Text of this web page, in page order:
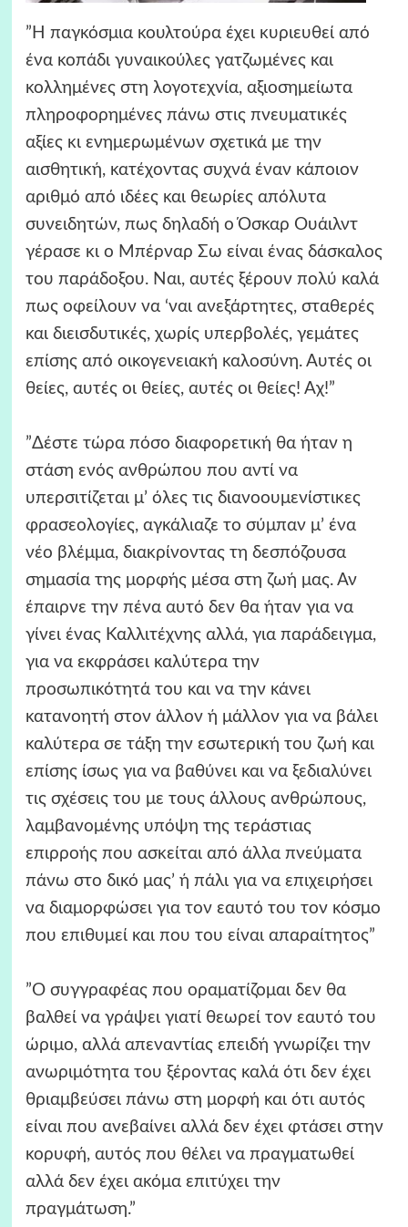
”Η παγκόσμια κουλτούρα έχει κυριευθεί από
ένα κοπάδι γυναικούλες γατζωμένες και
κολλημένες στη λογοτεχνία, αξιοσημείωτα
πληροφορημένες πάνω στις πνευματικές
αξίες κι ενημερωμένων σχετικά με την
αισθητική, κατέχοντας συχνά έναν κάποιον
αριθμό από ιδέες και θεωρίες απόλυτα
συνειδητών, πως δηλαδή ο Όσκαρ Ουάιλντ
γέρασε κι ο Μπέρναρ Σω είναι ένας δάσκαλος
του παράδοξου. Ναι, αυτές ξέρουν πολύ καλά
πως οφείλουν να ‘ναι ανεξάρτητες, σταθερές
και διεισδυτικές, χωρίς υπερβολές, γεμάτες
επίσης από οικογενειακή καλοσύνη. Αυτές οι
θείες, αυτές οι θείες, αυτές οι θείες! Αχ!”
”Δέστε τώρα πόσο διαφορετική θα ήταν η
στάση ενός ανθρώπου που αντί να
υπερσιτίζεται μ’ όλες τις διανοουμενίστικες
φρασεολογίες, αγκάλιαζε το σύμπαν μ’ ένα
νέο βλέμμα, διακρίνοντας τη δεσπόζουσα
σημασία της μορφής μέσα στη ζωή μας. Αν
έπαιρνε την πένα αυτό δεν θα ήταν για να
γίνει ένας Καλλιτέχνης αλλά, για παράδειγμα,
για να εκφράσει καλύτερα την
προσωπικότητά του και να την κάνει
κατανοητή στον άλλον ή μάλλον για να βάλει
καλύτερα σε τάξη την εσωτερική του ζωή και
επίσης ίσως για να βαθύνει και να ξεδιαλύνει
τις σχέσεις του με τους άλλους ανθρώπους,
λαμβανομένης υπόψη της τεράστιας
επιρροής που ασκείται από άλλα πνεύματα
πάνω στο δικό μας’ ή πάλι για να επιχειρήσει
να διαμορφώσει για τον εαυτό του τον κόσμο
που επιθυμεί και που του είναι απαραίτητος”
”Ο συγγραφέας που οραματίζομαι δεν θα
βαλθεί να γράψει γιατί θεωρεί τον εαυτό του
ώριμο, αλλά απεναντίας επειδή γνωρίζει την
ανωριμότητα του ξέροντας καλά ότι δεν έχει
θριαμβεύσει πάνω στη μορφή και ότι αυτός
είναι που ανεβαίνει αλλά δεν έχει φτάσει στην
κορυφή, αυτός που θέλει να πραγματωθεί
αλλά δεν έχει ακόμα επιτύχει την
πραγμάτωση.”